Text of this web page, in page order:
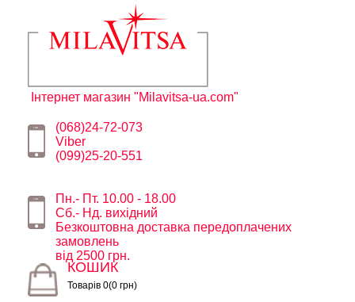
Інтернет магазин "Milavitsa-ua.com"
(068)24-72-073
Viber
(099)25-20-551
Пн.- Пт. 10.00 - 18.00
Сб.- Нд. вихідний
Безкоштовна доставка передоплачених
замовлень
від 2500 грн.
КОШИК
Товарів 0(0 грн)